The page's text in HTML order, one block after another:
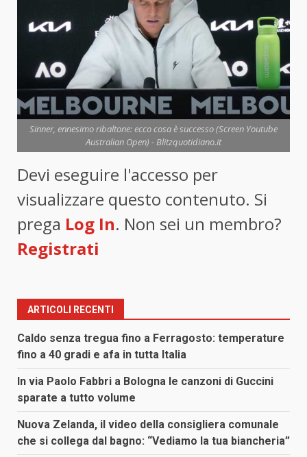
Sinner, ennesimo ribaltone: ecco cosa è successo (Screen Youtube
Australian Open) - Blitzquotidiano.it
Devi eseguire l'accesso per
visualizzare questo contenuto. Si
prega Log In. Non sei un membro?
Registrati
ARTICOLI RECENTI
Caldo senza tregua fino a Ferragosto: temperature
fino a 40 gradi e afa in tutta Italia
In via Paolo Fabbri a Bologna le canzoni di Guccini
sparate a tutto volume
Nuova Zelanda, il video della consigliera comunale
che si collega dal bagno: “Vediamo la tua biancheria”